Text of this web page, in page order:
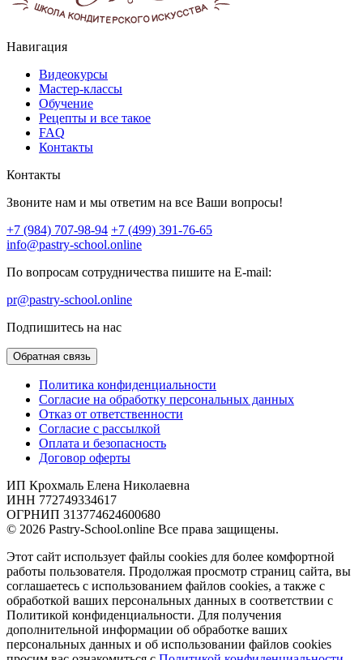
Навигация
Видеокурсы
Мастер-классы
Обучение
Рецепты и все такое
FAQ
Контакты
Контакты
Звоните нам и мы ответим на все Ваши вопросы!
+7 (984) 707-98-94 +7 (499) 391-76-65
info@pastry-school.online
По вопросам сотрудничества пишите на E-mail:
pr@pastry-school.online
Подпишитесь на нас
Обратная связь
Политика конфиденциальности
Согласие на обработку персональных данных
Отказ от ответственности
Согласие с рассылкой
Оплата и безопасность
Договор оферты
ИП Крохмаль Елена Николаевна
ИНН 772749334617
ОГРНИП 313774624600680
© 2026 Pastry-School.online Все права защищены.
Этот сайт использует файлы cookies для более комфортной
работы пользователя. Продолжая просмотр страниц сайта, вы
соглашаетесь с использованием файлов cookies, а также с
обработкой ваших персональных данных в соответствии с
Политикой конфиденциальности. Для получения
дополнительной информации об обработке ваших
персональных данных и об использовании файлов cookies